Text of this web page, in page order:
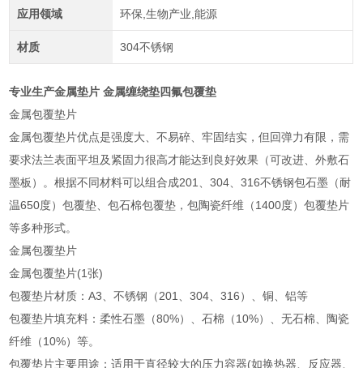
应用领域 环保,生物产业,能源
材质 304不锈钢
专业生产金属垫片 金属缠绕垫四氟包覆垫
金属包覆垫片
金属包覆垫片优点是强度大、不易碎、牢固结实，但回弹力有限，需
要求法兰表面平坦及紧固力很高才能达到良好效果（可改进、外敷石
墨板）。根据不同材料可以组合成201、304、316不锈钢包石墨（耐
温650度）包覆垫、包石棉包覆垫，包陶瓷纤维（1400度）包覆垫片
等多种形式。
金属包覆垫片
金属包覆垫片(1张)
包覆垫片材质：A3、不锈钢（201、304、316）、铜、铝等
包覆垫片填充料：柔性石墨（80%）、石棉（10%）、无石棉、陶瓷
纤维（10%）等。
包覆垫片主要用途：适用于直径较大的压力容器(如换热器、反应器、